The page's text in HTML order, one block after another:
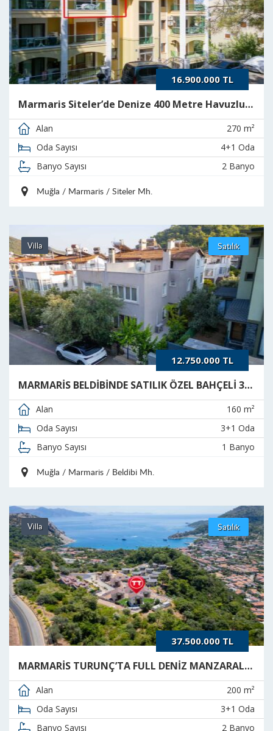
16.900.000 TL
Marmaris Siteler’de Denize 400 Metre Havuzlu 4+1 Lüks Dubleks Daire
Alan
270 m²
Oda Sayısı
4+1 Oda
Banyo Sayısı
2 Banyo
Muğla / Marmaris / Siteler Mh.
Satılık
Villa
12.750.000 TL
MARMARİS BELDİBİNDE SATILIK ÖZEL BAHÇELİ 3+1 TRİPLEKS
Alan
160 m²
Oda Sayısı
3+1 Oda
Banyo Sayısı
1 Banyo
Muğla / Marmaris / Beldibi Mh.
Satılık
Villa
37.500.000 TL
MARMARİS TURUNÇ’TA FULL DENİZ MANZARALI SIFIR LÜKS VİLLALAR
Alan
200 m²
Oda Sayısı
3+1 Oda
Banyo Sayısı
2 Banyo